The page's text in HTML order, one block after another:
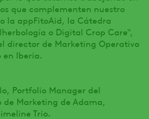
que complementen nuestro
la appFitoAid, la Cátedra
o Digital Crop Care",
director de Marketing Operativo
en Iberia.
Portfolio Manager del
Marketing de Adama,
Trio.